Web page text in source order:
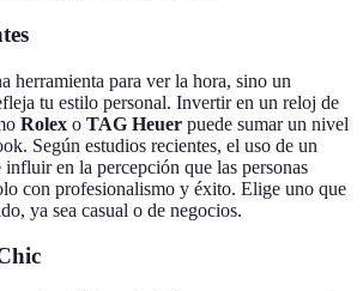
herramienta para ver la hora, sino un
tu estilo personal. Invertir en un reloj de
Rolex o TAG Heuer puede sumar un nivel
Según estudios recientes, el uso de un
en la percepción que las personas
con profesionalismo y éxito. Elige uno que
ya sea casual o de negocios.